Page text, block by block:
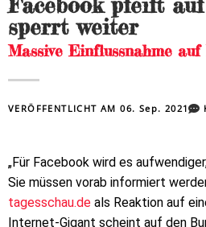
sperrt weiter
Massive Einflussnahme
VERÖFFENTLICHT AM06. Sep. 2021
„Für Facebook wird es
Sie müssen vorab informiert
tagesschau.de als Reaktion auf
Internet-Gigant scheint auf den